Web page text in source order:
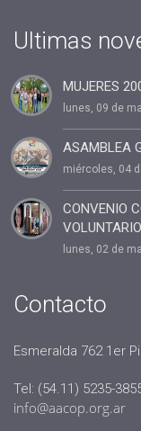
#cuota2020
#entrevista
#Dia del coach
#Delegaciones
#administracion
#comunicacion
#rrhh
#Oficinas de
Ultimas
MUJERES
lunes, 09 de
ASAMBLEA
miércoles, 04
CONVENIO
lunes, 02 de
Contacto
Esmeralda 762 1er
Tel: (54.11) 5235-
info@aacop.org.ar